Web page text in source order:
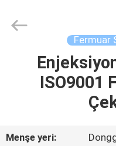
Accessories
Co.,Ltd.
Fermuar
ISO9001
Menşe yeri: